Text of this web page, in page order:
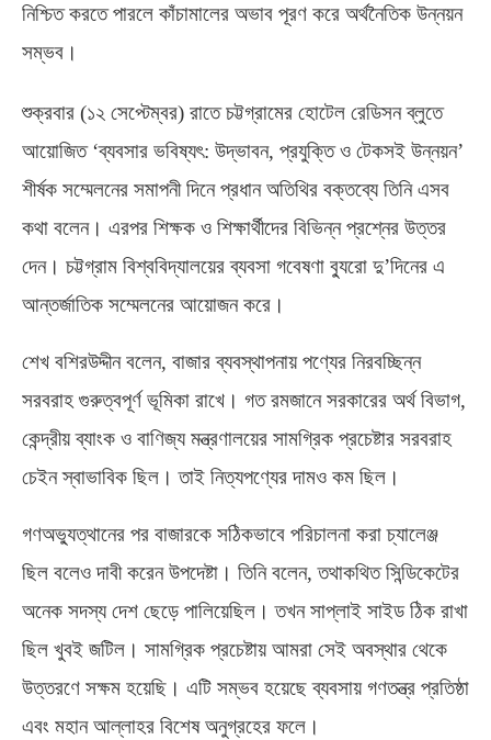
নিশ্চিত করতে পারলে কাঁচামালের অভাব পূরণ করে অর্থনৈতিক উন্নয়ন
সম্ভব।
শুক্রবার (১২ সেপ্টেম্বর) রাতে চট্টগ্রামের হোটেল রেডিসন ব্লুতে
আয়োজিত ‘ব্যবসার ভবিষ্যৎ: উদ্ভাবন, প্রযুক্তি ও টেকসই উন্নয়ন’
শীর্ষক সম্মেলনের সমাপনী দিনে প্রধান অতিথির বক্তব্যে তিনি এসব
কথা বলেন। এরপর শিক্ষক ও শিক্ষার্থীদের বিভিন্ন প্রশ্নের উত্তর
দেন। চট্টগ্রাম বিশ্ববিদ্যালয়ের ব্যবসা গবেষণা ব্যুরো দু’দিনের এ
আন্তর্জাতিক সম্মেলনের আয়োজন করে।
শেখ বশিরউদ্দীন বলেন, বাজার ব্যবস্থাপনায় পণ্যের নিরবচ্ছিন্ন
সরবরাহ গুরুত্বপূর্ণ ভূমিকা রাখে। গত রমজানে সরকারের অর্থ বিভাগ,
কেন্দ্রীয় ব্যাংক ও বাণিজ্য মন্ত্রণালয়ের সামগ্রিক প্রচেষ্টার সরবরাহ
চেইন স্বাভাবিক ছিল। তাই নিত্যপণ্যের দামও কম ছিল।
গণঅভ্যুত্থানের পর বাজারকে সঠিকভাবে পরিচালনা করা চ্যালেঞ্জ
ছিল বলেও দাবী করেন উপদেষ্টা। তিনি বলেন,তথাকথিত সিন্ডিকেটের
অনেক সদস্য দেশ ছেড়ে পালিয়েছিল। তখন সাপ্লাই সাইড ঠিক রাখা
ছিল খুবই জটিল। সামগ্রিক প্রচেষ্টায় আমরা সেই অবস্থার থেকে
উত্তরণে সক্ষম হয়েছি। এটি সম্ভব হয়েছে ব্যবসায় গণতন্ত্র প্রতিষ্ঠা
এবং মহান আল্লাহর বিশেষ অনুগ্রহের ফলে।